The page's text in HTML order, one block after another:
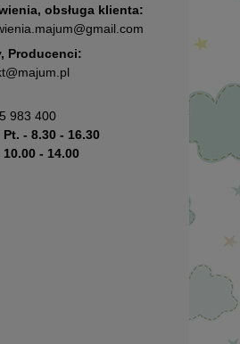
obsługa klienta:
Producenci:
983 400
Pt. - 8.30 - 16.30
- 14.00